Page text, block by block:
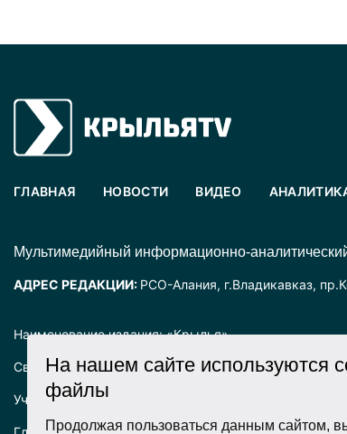
Наименование издания: «Крылья».
Свидетельство о регистрации СМИ ЭЛ № ФС77-
Учредитель: ООО «Крылья».
ГЛАВНАЯ НОВОСТИ ВИДЕО
Mультимедийный информационно-
АДРЕС РЕДАКЦИИ: РСО-Алания, г.Владикавказ,
На нашем сайте используются
файлы
Продолжая пользоваться данным сайтом,